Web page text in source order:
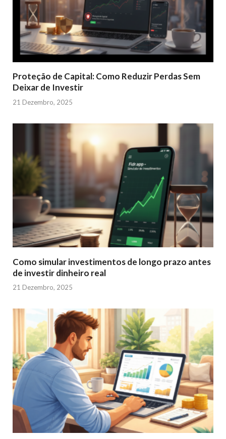
Proteção de Capital: Como Reduzir Perdas Sem
Deixar de Investir
21 Dezembro, 2025
Como simular investimentos de longo prazo antes
de investir dinheiro real
21 Dezembro, 2025